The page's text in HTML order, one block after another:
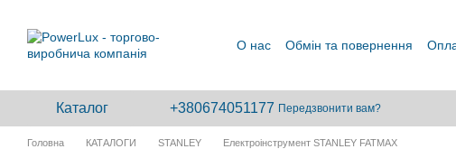
О нас Обмін та повернення
Каталог +380674051177 Передзвонити вам?
Головна КАТАЛОГИ STANLEY Електроінструмент STANLEY FATMAX